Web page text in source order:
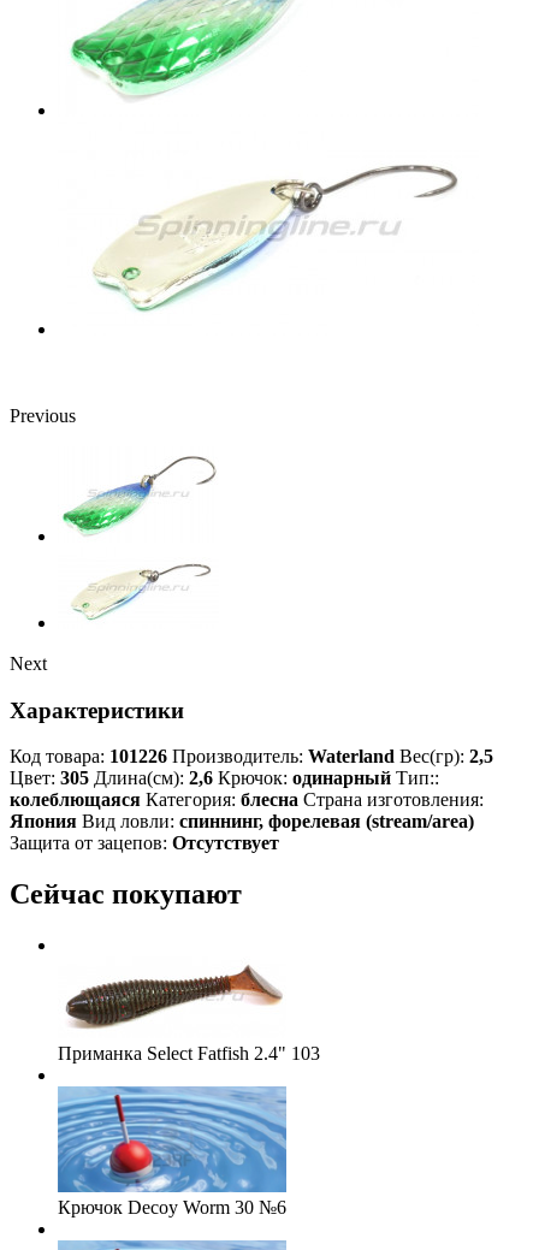
Previous
Next
Характеристики
Код товара: 101226 Производитель: Waterland Вес(гр): 2,5
Цвет: 305 Длина(см): 2,6 Крючок: одинарный Тип::
колеблющаяся Категория: блесна Страна изготовления:
Япония Вид ловли: спиннинг, форелевая (stream/area)
Защита от зацепов: Отсутствует
Сейчас покупают
Приманка Select Fatfish 2.4" 103
Крючок Decoy Worm 30 №6